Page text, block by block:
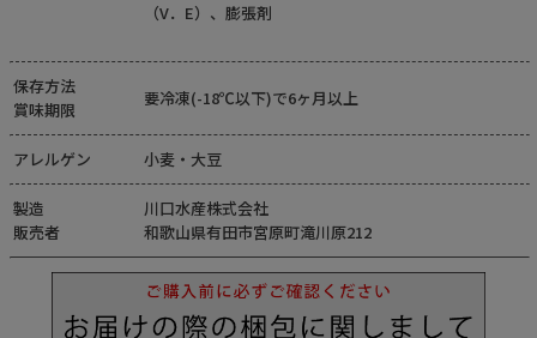
（V．E）、膨張剤
保存方法
賞味期限
要冷凍(-18℃以下)で6ヶ月以上
アレルゲン 小麦・大豆
製造
販売者
川口水産株式会社
和歌山県有田市宮原町滝川原212